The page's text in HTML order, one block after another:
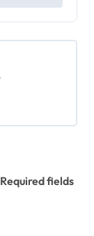
Required fields